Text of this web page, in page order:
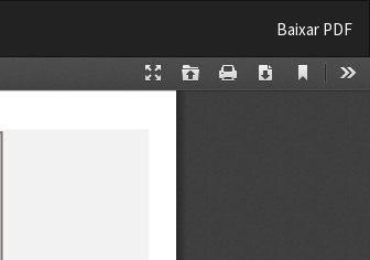
Baixar
Baixar PDF